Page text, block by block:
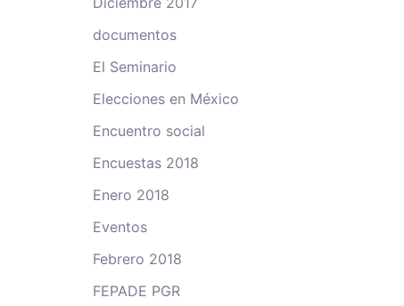
documentos
El Seminario
Elecciones en México
Encuentro social
Encuestas 2018
Enero 2018
Eventos
Febrero 2018
FEPADE PGR